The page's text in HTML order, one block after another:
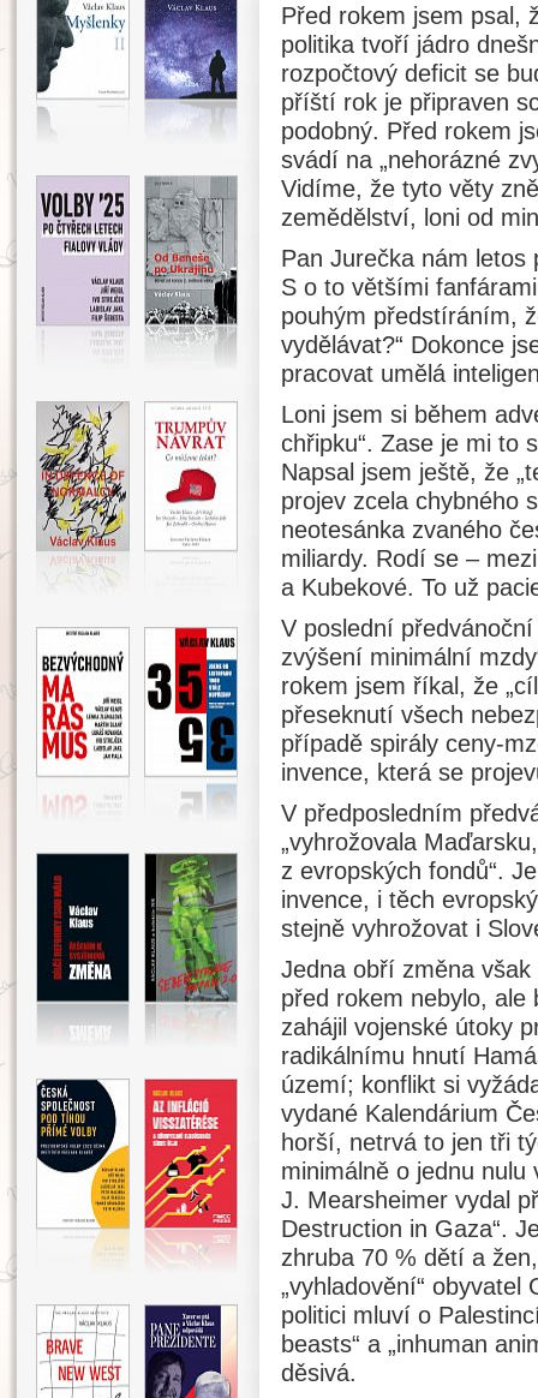
Před rokem jsem psal,
politika tvoří jádro
rozpočtový deficit se
příští rok je připraven
podobný. Před rokem
svádí na „nehorázné
Vidíme, že tyto věty
zemědělství, loni od
Pan Jurečka nám letos
S o to většími
pouhým předstíráním,
vydělávat?“ Dokonce
pracovat umělá
Loni jsem si během
chřipku“. Zase je mi to
Napsal jsem ještě, že
projev zcela chybného
neotesánka zvaného
miliardy. Rodí se –
a Kubekové. To už
V poslední
zvýšení minimální
rokem jsem říkal, že
přeseknutí všech
případě spirály ceny-
invence, která se
V předposledním
„vyhrožovala
z evropských fondů“.
invence, i těch
stejně vyhrožovat i
Jedna obří změna
před rokem nebylo, ale
zahájil vojenské útoky
radikálnímu hnutí
území; konflikt si
vydané Kalendárium
horší, netrvá to jen tři
minimálně o jednu
J. Mearsheimer vydal
Destruction in Gaza“.
zhruba 70 % dětí a
„vyhladovění“
politici mluví o
beasts“ a „inhuman
děsivá.